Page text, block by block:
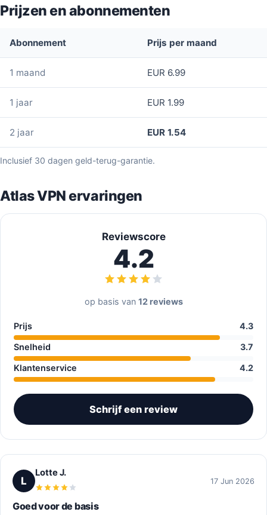
Prijzen en abonnementen
Abonnement Prijs per maand
1 maand EUR 6.99
1 jaar EUR 1.99
2 jaar EUR 1.54
Inclusief 30 dagen geld-terug-garantie.
Atlas VPN ervaringen
Reviewscore
4.2
op basis van 12 reviews
Prijs 4.3
Snelheid 3.7
Klantenservice 4.2
Schrijf een review
L
Lotte J.
17 Jun 2026
Goed voor de basis